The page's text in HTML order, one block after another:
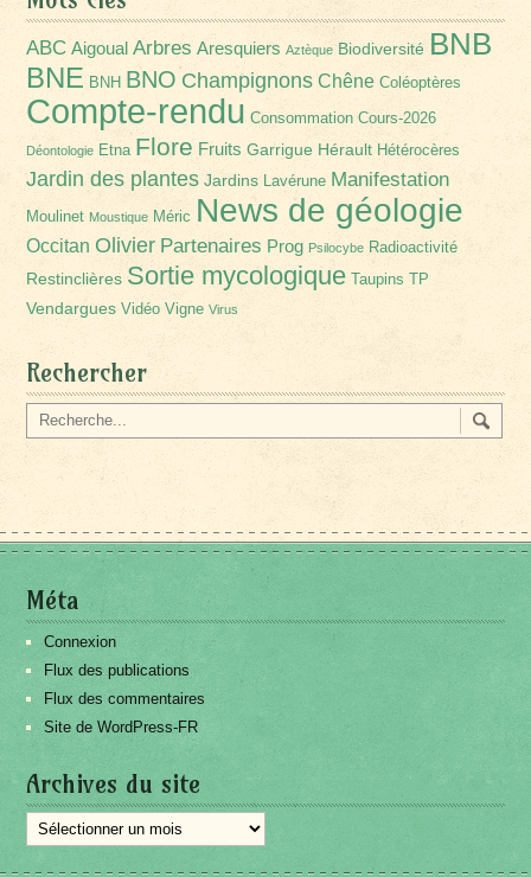
ABC Aigoual Arbres Aresquiers Aztèque Biodiversité BNB
BNE BNH BNO Champignons Chêne Coléoptères
Compte-rendu Consommation Cours-2026
Déontologie Etna Flore Fruits Garrigue Hérault Hétérocères
Jardin des plantes Jardins Lavérune Manifestation
Moulinet Moustique Méric News de géologie
Occitan Olivier Partenaires Prog Psilocybe Radioactivité
Restinclières Sortie mycologique Taupins TP
Vendargues Vidéo Vigne Virus
Rechercher
Méta
Connexion
Flux des publications
Flux des commentaires
Site de WordPress-FR
Archives du site
Archives
du